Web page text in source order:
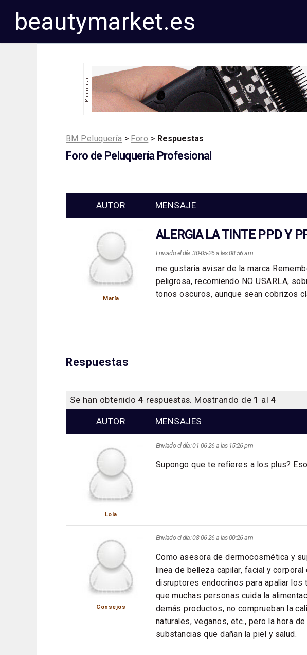
beautymarket.es
BM Peluquería > Foro > Respuestas
Foro de Peluquería Profesional
AUTOR MENSAJE
María
ALERGIA LA TINTE PPD Y
Enviado el día: 30-05-26 a las 08:56 am
me gustaría avisar de la marca
peligrosa, recomiendo NO USARLA,
tonos oscuros, aunque sean cobrizos
Respuestas
Se han obtenido 4 respuestas. Mostrando de 1 al 4
AUTOR MENSAJES
Lola
Enviado el día: 01-06-26 a las 15:26 pm
Supongo que te refieres a los plus?
Consejos
Enviado el día: 08-06-26 a las 00:26 am
Como asesora de dermocosmética y
linea de belleza capilar, facial y
disruptores endocrinos para apaliar
que muchas personas cuida la
demás productos, no comprueban la
naturales, veganos, etc., pero la hora
substancias que dañan la piel y salud.